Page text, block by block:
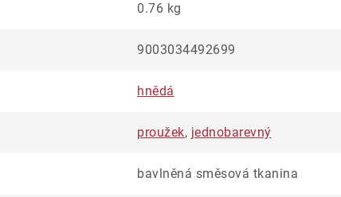
0.76 kg
9003034492699
hnědá
proužek, jednobarevný
bavlněná směsová tkanina